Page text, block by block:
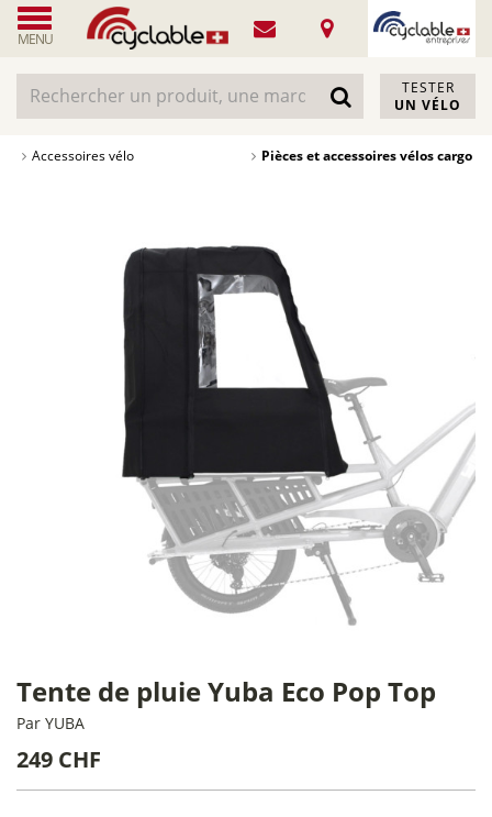
MENU
TESTER
UN VÉLO
Accessoires vélo Pièces et accessoires vélos cargo
Tente de pluie Yuba Eco Pop Top
Par YUBA
249 CHF